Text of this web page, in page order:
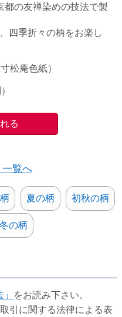
の友禅染めの技法で製
四季折々の柄をお楽し
松庵色紙）
覧へ
夏の柄 初秋の柄
冬の柄
をお読み下さい。
引に関する法律による表